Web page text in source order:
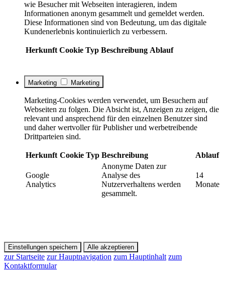
wie Besucher mit Webseiten interagieren, indem
Informationen anonym gesammelt und gemeldet werden.
Diese Informationen sind von Bedeutung, um das digitale
Kundenerlebnis kontinuierlich zu verbessern.
Herkunft Cookie Typ Beschreibung Ablauf
Marketing Marketing
Marketing-Cookies werden verwendet, um Besuchern auf
Webseiten zu folgen. Die Absicht ist, Anzeigen zu zeigen, die
relevant und ansprechend für den einzelnen Benutzer sind
und daher wertvoller für Publisher und werbetreibende
Drittparteien sind.
Herkunft Cookie Typ Beschreibung Ablauf
Google
Analytics
Anonyme Daten zur
Analyse des
Nutzerverhaltens werden
gesammelt.
14
Monate
Einstellungen speichern Alle akzeptieren
zur Startseite zur Hauptnavigation zum Hauptinhalt zum
Kontaktformular